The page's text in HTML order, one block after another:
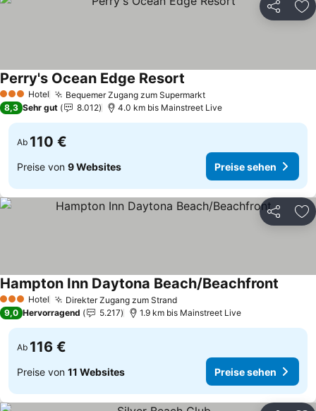
Teilen
3 SterneHotel Bequemer Zugang zum SupermarktPreise sehen
Perry's Ocean Edge Resort
8,3 Sehr gut 8.012 4.0 km bis Mainstreet Live
Ab 110 €
Preise von 9 Websites Preise sehen
Teilen
3 SterneHotel Direkter Zugang zum StrandPreise sehen
Hampton Inn Daytona Beach/Beachfront
9,0 Hervorragend 5.217 1.9 km bis Mainstreet Live
Ab 116 €
Preise von 11 Websites Preise sehen